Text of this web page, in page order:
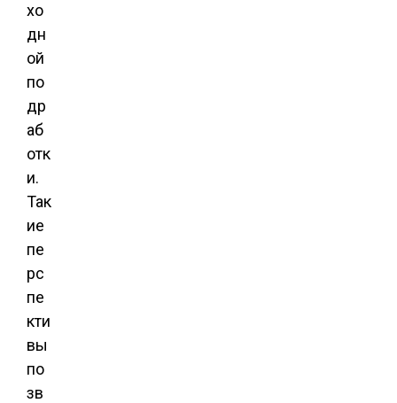
хо
дн
ой
по
др
аб
отк
и.
Так
ие
пе
рс
пе
кти
вы
по
зв